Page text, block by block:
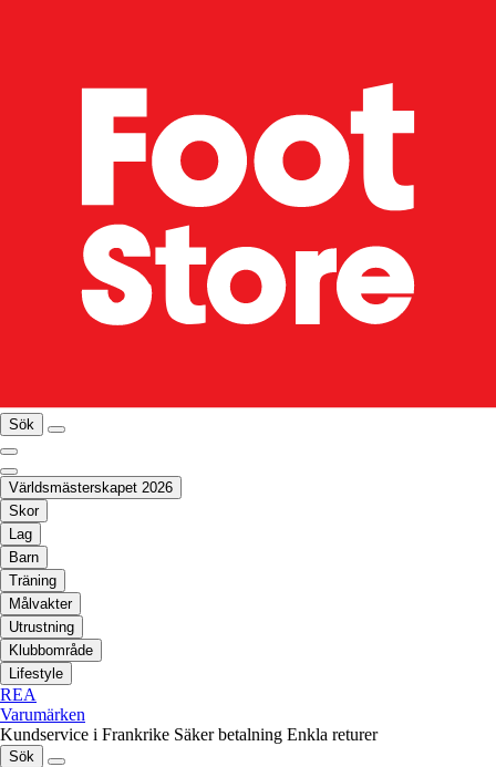
Sök
Världsmästerskapet 2026
Skor
Lag
Barn
Träning
Målvakter
Utrustning
Klubbområde
Lifestyle
REA
Varumärken
Kundservice i Frankrike Säker betalning Enkla returer
Sök